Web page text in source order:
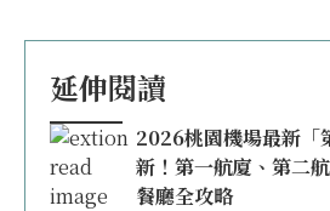
延伸閱讀
2026桃園機場最新「
新！第一航廈、第二
餐廳全攻略